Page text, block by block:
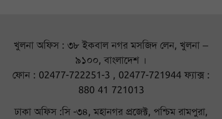
খুলনা অফিস : ৩৮ ইকবাল নগর মসজিদ লেন, খুলনা –
৯১০০, বাংলাদেশ ।
ফোন : 02477-722251-3 , 02477-721944 ফ্যাক্স :
880 41 721013
ঢাকা অফিস :সি -৩৪, মহানগর প্রজেক্ট, পশ্চিম রামপুরা,